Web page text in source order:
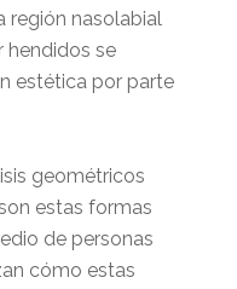
región nasolabial
hendidos se
estética por parte
geométricos
estas formas
de personas
cómo estas